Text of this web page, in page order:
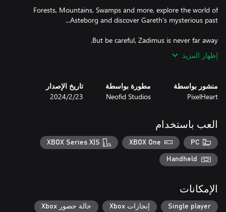
Forests, Mountains, Swamps and more, explore the world of
But be careful, Zadimus is never far away.
إظهار المزيد
منشور بواسطة
PixelHeart
مطورة بواسطة
Neofid Studios
تاريخ الإصدار
23‏/2‏/2024
العب باستخدام
PC
XBOX One
XBOX Series X|S
Handheld
الإمكانات
Single player إنجازات Xbox حالة حضور Xbox